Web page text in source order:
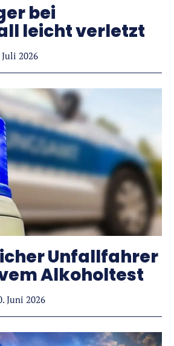
bei
leicht verletzt
Juli 2026
Unfallfahrer
Alkoholtest
Juni 2026